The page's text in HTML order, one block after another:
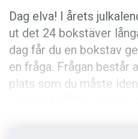
Dag elva! I årets
ut det 24 bokstäver
dag får du en bokstav
en fråga. Frågan består
plats som du måste